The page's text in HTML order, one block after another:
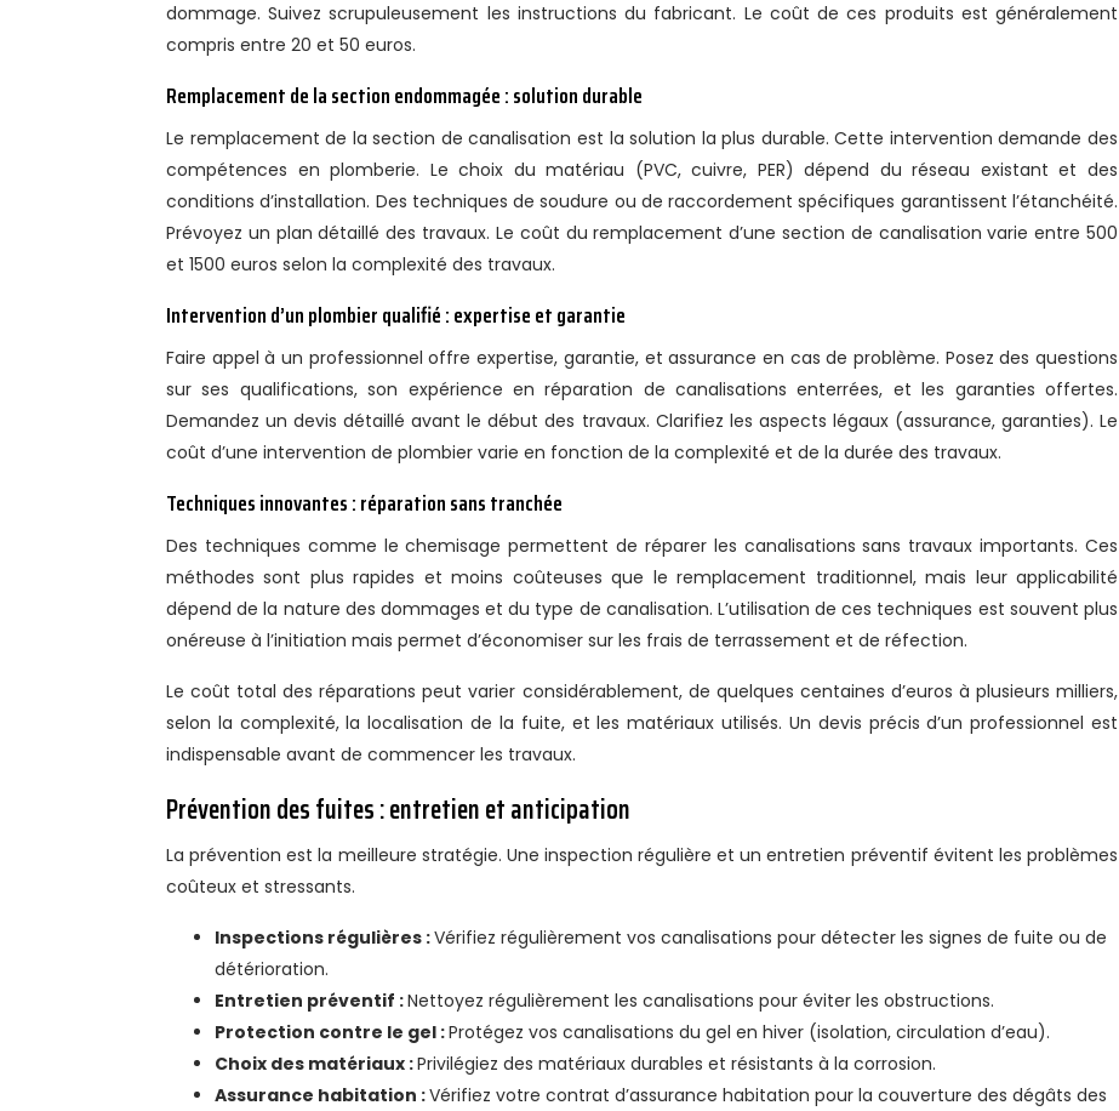
dommage. Suivez scrupuleusement les instructions du fabricant. Le coût de ces produits est généralement
compris entre 20 et 50 euros.
Remplacement de la section endommagée : solution durable
Le remplacement de la section de canalisation est la solution la plus durable. Cette intervention demande des
compétences en plomberie. Le choix du matériau (PVC, cuivre, PER) dépend du réseau existant et des
conditions d’installation. Des techniques de soudure ou de raccordement spécifiques garantissent l’étanchéité.
Prévoyez un plan détaillé des travaux. Le coût du remplacement d’une section de canalisation varie entre 500
et 1500 euros selon la complexité des travaux.
Intervention d’un plombier qualifié : expertise et garantie
Faire appel à un professionnel offre expertise, garantie, et assurance en cas de problème. Posez des questions
sur ses qualifications, son expérience en réparation de canalisations enterrées, et les garanties offertes.
Demandez un devis détaillé avant le début des travaux. Clarifiez les aspects légaux (assurance, garanties). Le
coût d’une intervention de plombier varie en fonction de la complexité et de la durée des travaux.
Techniques innovantes : réparation sans tranchée
Des techniques comme le chemisage permettent de réparer les canalisations sans travaux importants. Ces
méthodes sont plus rapides et moins coûteuses que le remplacement traditionnel, mais leur applicabilité
dépend de la nature des dommages et du type de canalisation. L’utilisation de ces techniques est souvent plus
onéreuse à l’initiation mais permet d’économiser sur les frais de terrassement et de réfection.
Le coût total des réparations peut varier considérablement, de quelques centaines d’euros à plusieurs milliers,
selon la complexité, la localisation de la fuite, et les matériaux utilisés. Un devis précis d’un professionnel est
indispensable avant de commencer les travaux.
Prévention des fuites : entretien et anticipation
La prévention est la meilleure stratégie. Une inspection régulière et un entretien préventif évitent les problèmes
coûteux et stressants.
Inspections régulières :Vérifiez régulièrement vos canalisations pour détecter les signes de fuite ou de
détérioration.
Entretien préventif :Nettoyez régulièrement les canalisations pour éviter les obstructions.
Protection contre le gel :Protégez vos canalisations du gel en hiver (isolation, circulation d’eau).
Choix des matériaux :Privilégiez des matériaux durables et résistants à la corrosion.
Assurance habitation :Vérifiez votre contrat d’assurance habitation pour la couverture des dégâts des